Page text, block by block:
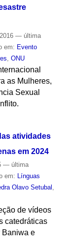
— última
em: Evento
, ONU
as Mulheres,
Sexual
atividades
em 2024
— última
em:
Línguas
Olavo Setubal
de vídeos
catedráticas
Baniwa e